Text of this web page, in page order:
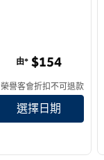
由* $154
榮譽客會折扣不可退款
選擇日期